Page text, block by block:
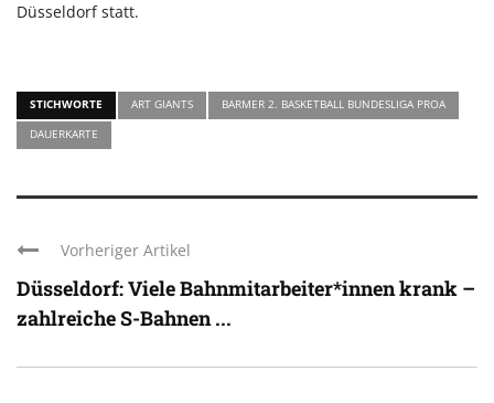
Düsseldorf statt.
STICHWORTE ART GIANTS
BARMER 2. BASKETBALL BUNDESLIGA PROA
DAUERKARTE
Vorheriger Artikel
Düsseldorf: Viele Bahnmitarbeiter*innen krank –
zahlreiche S-Bahnen ...